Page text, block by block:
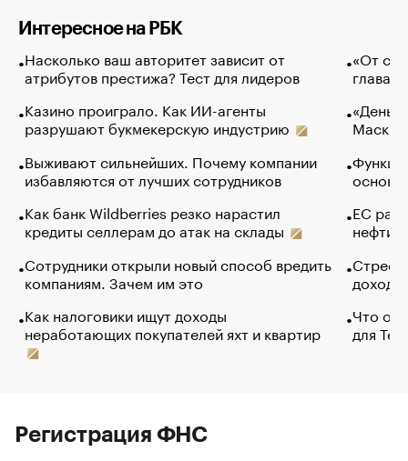
Интересное на РБК
Насколько ваш авторитет зависит от
атрибутов престижа? Тест для лидеров
Казино проиграло. Как ИИ-агенты
разрушают букмекерскую индустрию
Выживают сильнейших. Почему компании
избавляются от лучших сотрудников
Как банк Wildberries резко нарастил
кредиты селлерам до атак на склады
Сотрудники открыли новый способ вредить
компаниям. Зачем им это
Как налоговики ищут доходы
неработающих покупателей яхт и квартир
«От
глава
Маск в
основ
ЕС
нефти
Что
для
Регистрация ФНС